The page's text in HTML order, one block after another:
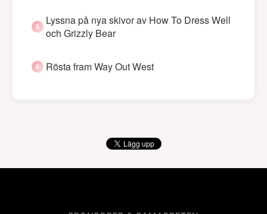
Lyssna på nya skivor av How To Dress Well
och Grizzly Bear
Rösta fram Way Out West